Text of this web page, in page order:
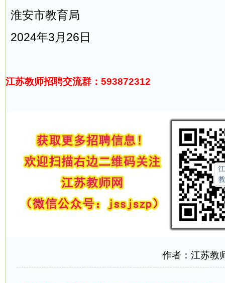
淮安市教育局
2024年3月26日
江苏教师招聘交流群：593872312
作者：江苏